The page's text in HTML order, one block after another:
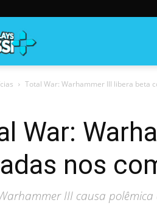
Total War: Warhammer III libera beta
War:
nos
III causa